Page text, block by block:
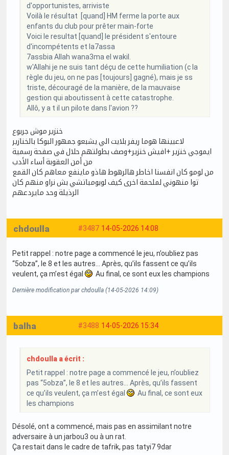
d'opportunistes, arriviste
Voilà le résultat [quand] HM ferme la porte aux
enfants du club pour prêter main-forte
Voici le resultat [quand] le président s'entoure
d'incompétents et la7assa
7assbia Allah wana3ma el wakil.
w'Allahi je ne suis tant déçu de cette humiliation (c la
règle du jeu, on ne pas [toujours] gagné), mais je ss
triste, découragé de la manière, de la mauvaise
gestion qui aboutissent à cette catastrophe.
Allô, y a t il un pilote dans l'avion ??
خنزير موش جربوع
لاعبينها هوما ريفر بلايت الي يشبعو جمهور البوكا بالخنازير
ايموجي خنزير +افيش خنزير+وصف بطولتهم حلال في صفحة رسمية
من أمن العقوبة أساء الأدب
من لومو كان انفسنا اخاطر هالرهوط هاذو ماينفع معاهم كان القمع
توا منهوني لملحمة اخرى كيف لوبومباتشي بش نراو منهم كان
الرذيلة وحد مايردعهم
#3487 14-05-2026 14:08
chdoulla
Petit rappel : notre page a commencé le jeu, n’oubliez pas
“5obza”, le 8 et les autres… Après, qu’ils fassent ce qu’ils
veulent, ça m’est égal
Au final, ce sont eux les champions
Dernière modification par chdoulla (14-05-2026 14:09)
#3488 14-05-2026 15:34
balha
chdoulla a écrit :
Petit rappel : notre page a commencé le jeu, n’oubliez
pas “5obza”, le 8 et les autres… Après, qu’ils fassent
ce qu’ils veulent, ça m’est égal
Au final, ce sont eux
les champions
Désolé, ont a commencé, mais pas en assimilant notre
adversaire à un jarbou3 ou à un rat.
Ça restait dans le cadre de tafrik, pas tatyi7 9dar